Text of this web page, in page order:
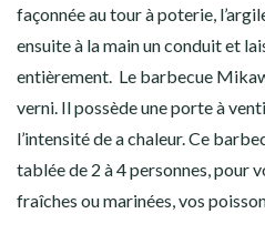
façonnée au tour à poterie,
ensuite à la main un conduit et
entièrement. Le barbecue
verni. Il possède une porte à
l’intensité de a chaleur. Ce
tablée de 2 à 4 personnes, pour
fraîches ou marinées, vos